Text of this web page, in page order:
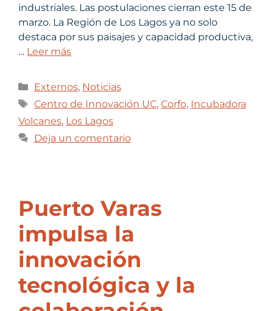
industriales. Las postulaciones cierran este 15 de
marzo. La Región de Los Lagos ya no solo
destaca por sus paisajes y capacidad productiva,
… Leer más
Externos, Noticias
Centro de Innovación UC, Corfo, Incubadora
Volcanes, Los Lagos
Deja un comentario
Puerto Varas
impulsa la
innovación
tecnológica y la